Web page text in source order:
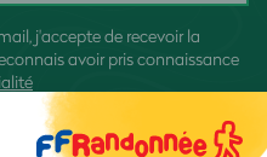
j'accepte de recevoir la
avoir pris connaissance